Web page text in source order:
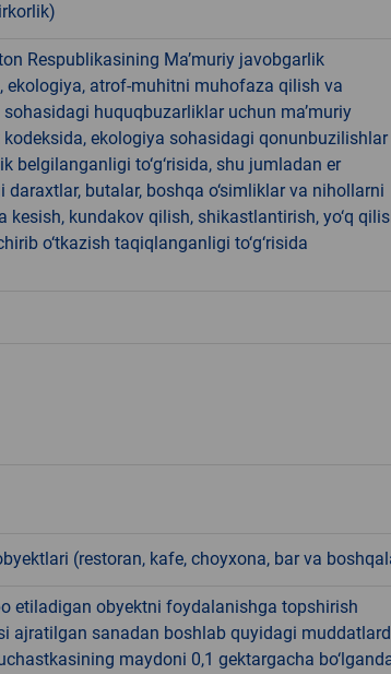
Respublikasining Ma’muriy javobgarlik
ekologiya, atrof-muhitni muhofaza qilish va
huquqbuzarliklar uchun ma’muriy
ekologiya sohasidagi qonunbuzilishlar
belgilanganligi to‘g‘risida, shu jumladan er
butalar, boshqa o‘simliklar va nihollarni
kundakov qilish, shikastlantirish, yo‘q
o‘tkazish taqiqlanganligi to‘g‘risida
(restoran, kafe, choyxona, bar va
etiladigan obyektni foydalanishga topshirish
ajratilgan sanadan boshlab quyidagi
maydoni 0,1 gektargacha